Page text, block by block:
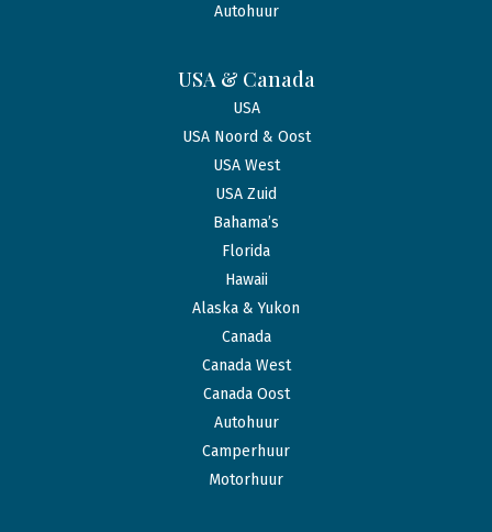
Autohuur
USA & Canada
USA
USA Noord & Oost
USA West
USA Zuid
Bahama’s
Florida
Hawaii
Alaska & Yukon
Canada
Canada West
Canada Oost
Autohuur
Camperhuur
Motorhuur